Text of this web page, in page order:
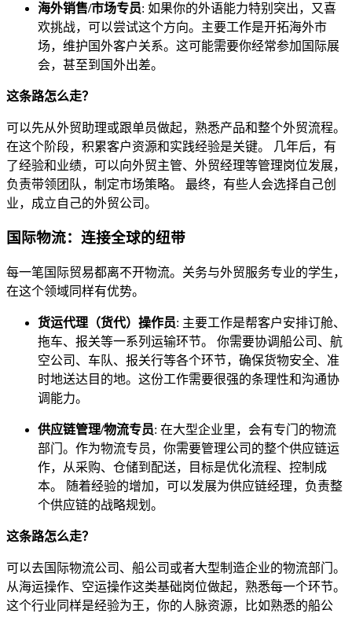
海外销售/市场专员: 如果你的外语能力特别突出，又喜
欢挑战，可以尝试这个方向。主要工作是开拓海外市
场，维护国外客户关系。这可能需要你经常参加国际展
会，甚至到国外出差。
这条路怎么走？
可以先从外贸助理或跟单员做起，熟悉产品和整个外贸流程。
在这个阶段，积累客户资源和实践经验是关键。 几年后，有
了经验和业绩，可以向外贸主管、外贸经理等管理岗位发展，
负责带领团队，制定市场策略。 最终，有些人会选择自己创
业，成立自己的外贸公司。
国际物流：连接全球的纽带
每一笔国际贸易都离不开物流。关务与外贸服务专业的学生，
在这个领域同样有优势。
货运代理（货代）操作员: 主要工作是帮客户安排订舱、
拖车、报关等一系列运输环节。 你需要协调船公司、航
空公司、车队、报关行等各个环节，确保货物安全、准
时地送达目的地。这份工作需要很强的条理性和沟通协
调能力。
供应链管理/物流专员: 在大型企业里，会有专门的物流
部门。作为物流专员，你需要管理公司的整个供应链运
作，从采购、仓储到配送，目标是优化流程、控制成
本。 随着经验的增加，可以发展为供应链经理，负责整
个供应链的战略规划。
这条路怎么走？
可以去国际物流公司、船公司或者大型制造企业的物流部门。
从海运操作、空运操作这类基础岗位做起，熟悉每一个环节。
这个行业同样是经验为王，你的人脉资源，比如熟悉的船公